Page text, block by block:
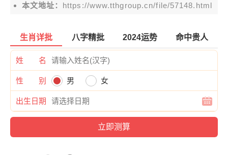
本文地址： https://www.tthgroup.cn/file/57148.html
生肖详批 八字精批 2024运势 命中贵人
姓 名
性 别 男 女
出生日期